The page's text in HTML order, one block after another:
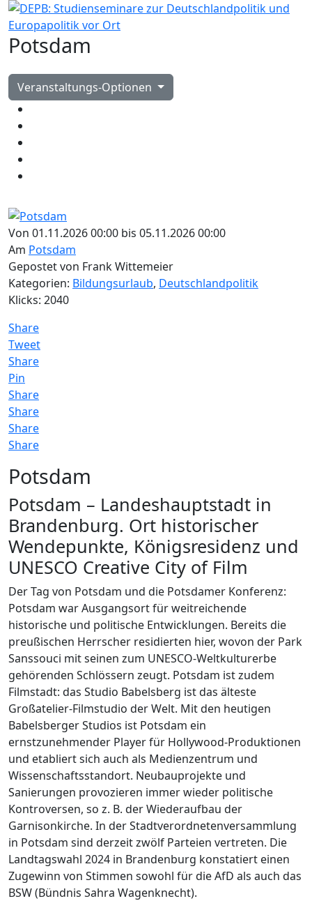
Potsdam
Veranstaltungs-Optionen
Von 01.11.2026 00:00 bis 05.11.2026 00:00
Am Potsdam
Gepostet von Frank Wittemeier
Kategorien: Bildungsurlaub, Deutschlandpolitik
Klicks: 2040
Share
Tweet
Share
Pin
Share
Share
Share
Share
Potsdam
Potsdam – Landeshauptstadt in
Brandenburg. Ort historischer
Wendepunkte, Königsresidenz und
UNESCO Creative City of Film
Der Tag von Potsdam und die Potsdamer Konferenz:
Potsdam war Ausgangsort für weitreichende
historische und politische Entwicklungen. Bereits die
preußischen Herrscher residierten hier, wovon der Park
Sanssouci mit seinen zum UNESCO-Weltkulturerbe
gehörenden Schlössern zeugt. Potsdam ist zudem
Filmstadt: das Studio Babelsberg ist das älteste
Großatelier-Filmstudio der Welt. Mit den heutigen
Babelsberger Studios ist Potsdam ein
ernstzunehmender Player für Hollywood-Produktionen
und etabliert sich auch als Medienzentrum und
Wissenschaftsstandort. Neubauprojekte und
Sanierungen provozieren immer wieder politische
Kontroversen, so z. B. der Wiederaufbau der
Garnisonkirche. In der Stadtverordnetenversammlung
in Potsdam sind derzeit zwölf Parteien vertreten. Die
Landtagswahl 2024 in Brandenburg konstatiert einen
Zugewinn von Stimmen sowohl für die AfD als auch das
BSW (Bündnis Sahra Wagenknecht).